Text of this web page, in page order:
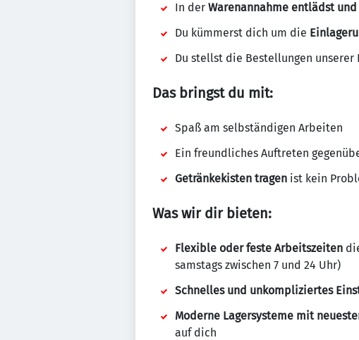
In der Warenannahme entlädst
Du kümmerst dich um die
Du stellst die Bestellungen unserer
Das bringst du mit:
Spaß am selbständigen Arbeiten
Ein freundliches Auftreten
Getränkekisten tragen ist kein
Was wir dir bieten:
Flexible oder feste Arbeitszeiten
samstags zwischen 7 und 24 Uhr)
Schnelles und unkompliziertes
Moderne Lagersysteme mit
auf dich